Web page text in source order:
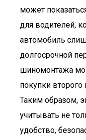
может
для водителей,
автомобиль
долгосрочной
шиномонтажа
покупки
Таким образом,
учитывать не
удобство,